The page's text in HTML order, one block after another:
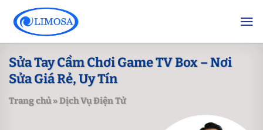
content
Sửa Tay Cầm Chơi Game TV Box – Nơi
Sửa Giá Rẻ, Uy Tín
Trang chủ»Dịch Vụ Điện Tử